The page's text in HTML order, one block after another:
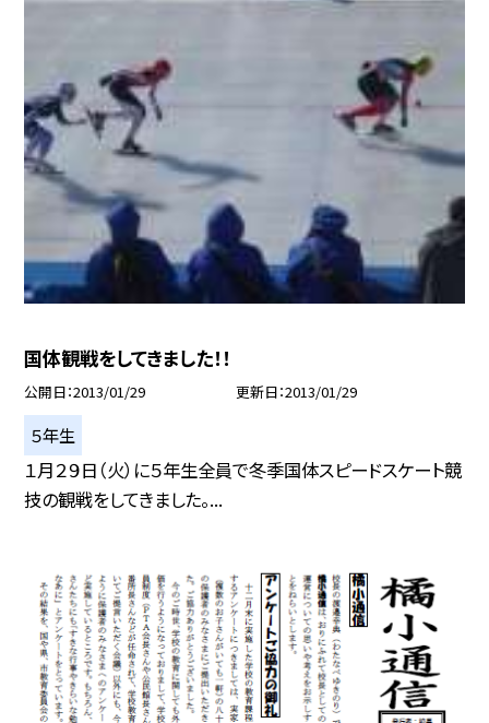
国体観戦をしてきました！！
公開日 2013/01/29 更新日 2013/01/29
５年生
１月２９日（火）に５年生全員で冬季国体スピードスケート競
技の観戦をしてきました。...